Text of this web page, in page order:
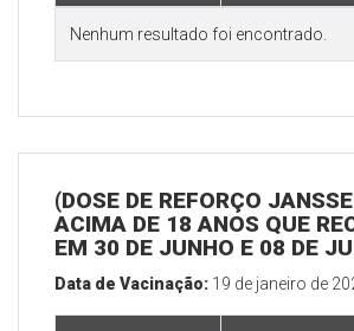
Nenhum resultado foi encontrado.
(DOSE DE REFORÇO
ACIMA DE 18 ANOS QUE
EM 30 DE JUNHO E 08 DE
Data de Vacinação: 19 de janeiro de